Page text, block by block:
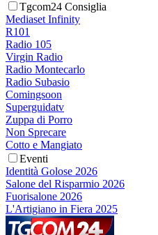
Tgcom24 Consiglia
Mediaset Infinity
R101
Radio 105
Virgin Radio
Radio Montecarlo
Radio Subasio
Comingsoon
Superguidatv
Zuppa di Porro
Non Sprecare
Cotto e Mangiato
Eventi
Identità Golose 2026
Salone del Risparmio 2026
Fuorisalone 2026
L'Artigiano in Fiera 2025